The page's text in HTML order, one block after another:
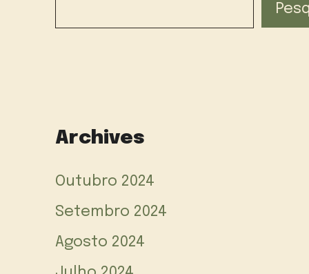
Archives
Outubro 2024
Setembro 2024
Agosto 2024